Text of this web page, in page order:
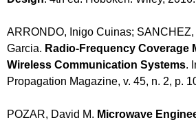
ARRONDO, Inigo Cuinas; SANCHEZ,
Garcia. Radio-Frequency Coverage
Wireless Communication Systems.
Propagation Magazine, v. 45, n. 2, p.
POZAR, David M. Microwave